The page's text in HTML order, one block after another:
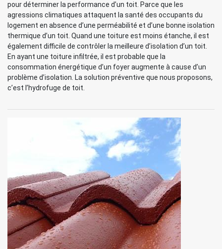
pour déterminer la performance d’un toit. Parce que les
agressions climatiques attaquent la santé des occupants du
logement en absence d’une perméabilité et d’une bonne isolation
thermique d’un toit. Quand une toiture est moins étanche, il est
également difficile de contrôler la meilleure d’isolation d’un toit.
En ayant une toiture infiltrée, il est probable que la
consommation énergétique d’un foyer augmente à cause d’un
problème d’isolation. La solution préventive que nous proposons,
c’est l’hydrofuge de toit.